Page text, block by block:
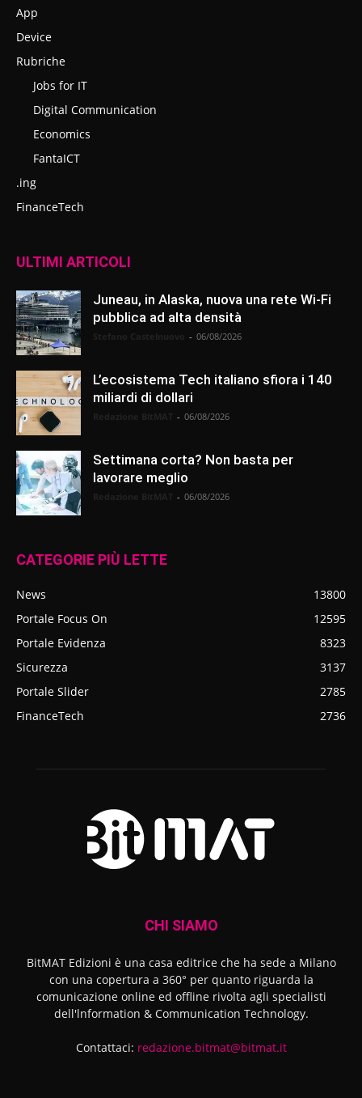
App
Device
Rubriche
Jobs for IT
Digital Communication
Economics
FantaICT
.ing
FinanceTech
ULTIMI ARTICOLI
Juneau, in Alaska, nuova una rete Wi-Fi
pubblica ad alta densità
- 06/08/2026
L’ecosistema Tech italiano sfiora i 140
miliardi di dollari
- 06/08/2026
Settimana corta? Non basta per
lavorare meglio
- 06/08/2026
CATEGORIE PIÙ LETTE
News
13800
Portale Focus On
12595
Portale Evidenza
8323
Sicurezza
3137
Portale Slider
2785
FinanceTech
2736
CHI SIAMO
BitMAT Edizioni è una casa editrice che ha sede a Milano
con una copertura a 360° per quanto riguarda la
comunicazione online ed offline rivolta agli specialisti
dell'lnformation & Communication Technology.
Contattaci: redazione.bitmat@bitmat.it